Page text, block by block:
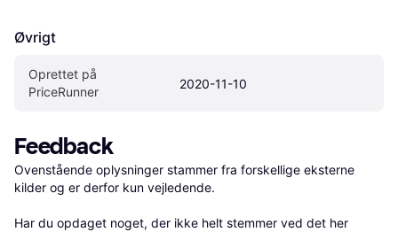
Øvrigt
Oprettet på
PriceRunner
2020-11-10
Feedback
Ovenstående oplysninger stammer fra forskellige eksterne
kilder og er derfor kun vejledende.
Har du opdaget noget, der ikke helt stemmer ved det her